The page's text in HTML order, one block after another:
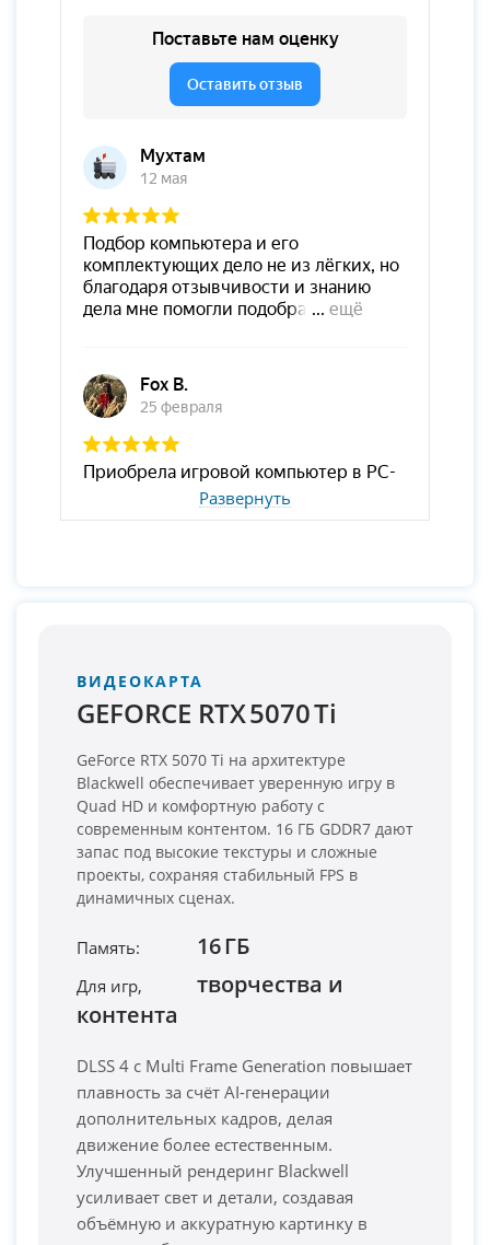
PC-Arena на карте Москвы — Яндекс Карты
Развернуть
ВИДЕОКАРТА
GEFORCE RTX 5070 Ti
GeForce RTX 5070 Ti на архитектуре
Blackwell обеспечивает уверенную игру в
Quad HD и комфортную работу с
современным контентом. 16 ГБ GDDR7 дают
запас под высокие текстуры и сложные
проекты, сохраняя стабильный FPS в
динамичных сценах.
Память: 16 ГБ
Для игр,
творчества и
контента
DLSS 4 с Multi Frame Generation повышает
плавность за счёт AI-генерации
дополнительных кадров, делая
движение более естественным.
Улучшенный рендеринг Blackwell
усиливает свет и детали, создавая
объёмную и аккуратную картинку в